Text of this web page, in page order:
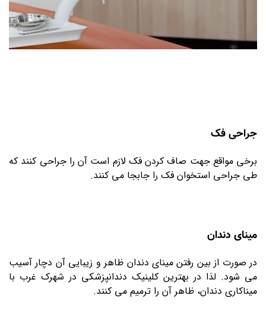
جراحی فک
برخی مواقع جهت صاف کردن فک لازم است آن را جراحی کنند که
طی جراحی استخوان فک را جابجا می کنند.
مینای دندان
در صورت از بین رفتن مینای دندان ظاهر و زیبایی آن دچار آسیب
می شود. لذا در بهترین کلینیک دندانپزشکی در شهرک غرب با
میناکاری دندان، ظاهر آن را ترمیم می کنند.